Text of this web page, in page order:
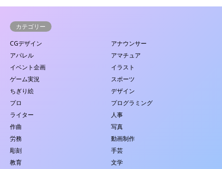
カテゴリー
CGデザイン
アナウンサー
アパレル
アマチュア
イベント企画
イラスト
ゲーム実況
スポーツ
ちぎり絵
デザイン
プロ
プログラミング
ライター
人事
作曲
写真
労務
動画制作
彫刻
手芸
教育
文学